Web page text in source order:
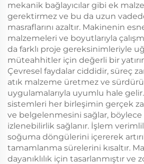
mekanik bağlayıcılar gibi ek
gerektirmez ve bu da uzun
masraflarını azaltır. Makinenin
malzemeleri ve boyutlarıyla
da farklı proje gereksinimleriyle
müteahhitler için değerli bir
Çevresel faydalar ciddidir, süreç
atık malzeme üretmez ve
uygulamalarıyla uyumlu hale
sistemleri her birleşimin gerçek
ve belgelenmesini sağlar,
izlenebilirlik sağlanır. İşlem
soğuma döngülerini içererek
tamamlanma sürelerini kısaltır.
dayanıklılık için tasarlanmıştır ve